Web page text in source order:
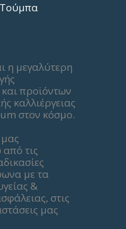
η μεγαλύτερη
προϊόντων
καλλιέργειας
στον κόσμο.
τις
με τα
&
στις
μας